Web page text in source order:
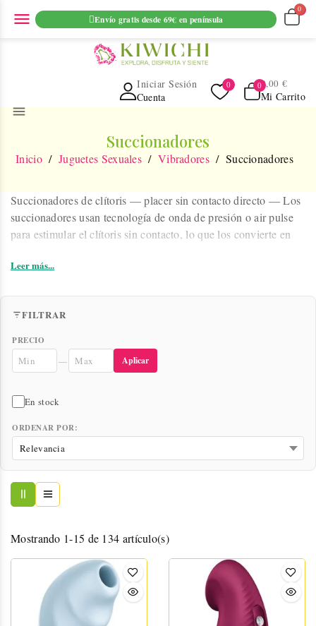
ENVIO GRATUITO EN PEDIDOS SUPERIORES A 69€ EN
PENINSULA
Cuenta
Iniciar Sesión
Mi Carrito
0,00 €
menu
Succionadores
Inicio Juguetes Sexuales Vibradores Succionadores
Succionadores de clítoris — placer sin contacto directo — Los
succionadores usan tecnología de onda de presión o air pulse
para estimular el clítoris sin contacto, lo que los convierte en
Kiwichi ofrecemos succionadores de marcas premium como
varios niveles de intensidad. Perfectos para principiantes y
expertas.
Leer más...
FILTRAR
PRECIO
—
Aplicar
En stock
ORDENAR POR:
Mostrando 1-15 de 134 artículo(s)
menu Envío gratis desde 69€ en península